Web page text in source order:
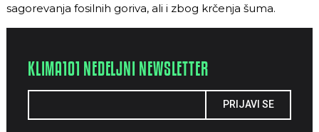
sagorevanja fosilnih goriva, ali i zbog krčenja šuma.
KLIMA101 NEDELJNI NEWSLETTER
PRIJAVI SE